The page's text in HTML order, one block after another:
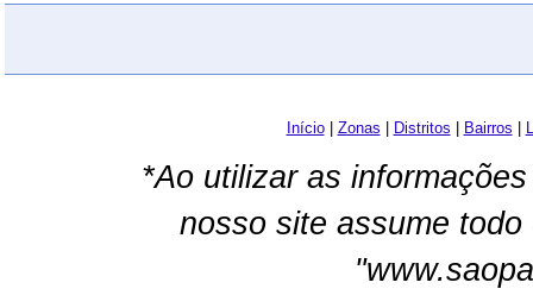
Início| Zonas Distritos Bairros
*Ao utilizar as
nosso site assume